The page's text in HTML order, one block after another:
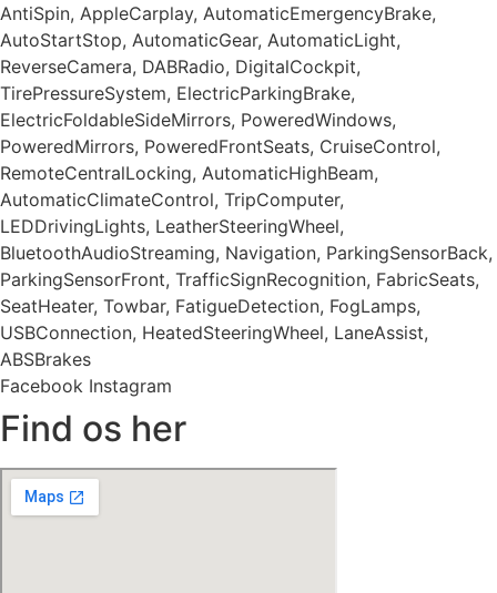
AntiSpin, AppleCarplay, AutomaticEmergencyBrake,
AutoStartStop, AutomaticGear, AutomaticLight,
ReverseCamera, DABRadio, DigitalCockpit,
TirePressureSystem, ElectricParkingBrake,
ElectricFoldableSideMirrors, PoweredWindows,
PoweredMirrors, PoweredFrontSeats, CruiseControl,
RemoteCentralLocking, AutomaticHighBeam,
AutomaticClimateControl, TripComputer,
LEDDrivingLights, LeatherSteeringWheel,
BluetoothAudioStreaming, Navigation, ParkingSensorBack,
ParkingSensorFront, TrafficSignRecognition, FabricSeats,
SeatHeater, Towbar, FatigueDetection, FogLamps,
USBConnection, HeatedSteeringWheel, LaneAssist,
ABSBrakes
Facebook Instagram
Find os her